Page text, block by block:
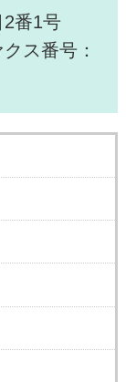
番1号
ス番号：